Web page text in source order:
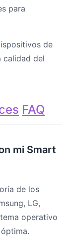
para
de
calidad del
FAQ
mi Smart
de los
LG,
operativo